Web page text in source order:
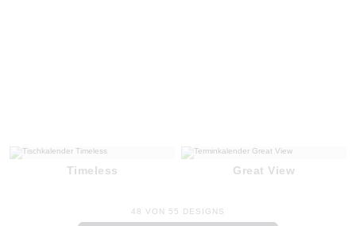
Timeless Great View
48 VON 55 DESIGNS